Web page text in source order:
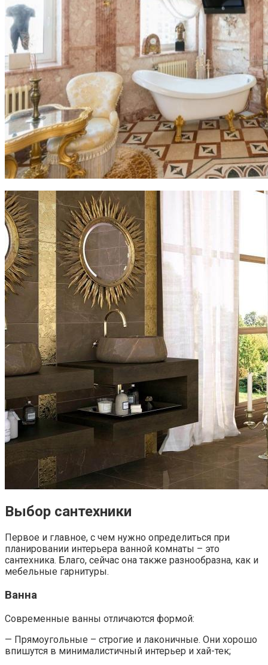
Выбор сантехники
Первое и главное, с чем нужно определиться при
планировании интерьера ванной комнаты – это
сантехника. Благо, сейчас она также разнообразна, как и
мебельные гарнитуры.
Ванна
Современные ванны отличаются формой:
— Прямоугольные – строгие и лаконичные. Они хорошо
впишутся в минималистичный интерьер и хай-тек;